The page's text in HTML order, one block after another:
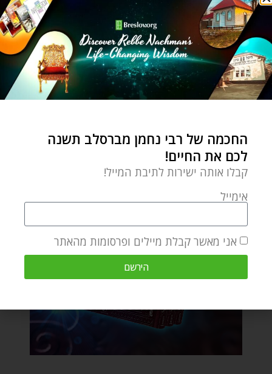
החכמה של רבי נחמן מברסלב תשנה
לכם את החיים!
קבלו אותה ישירות לתיבת המייל!
אימייל
אני מאשר קבלת מיילים ופרסומות מהאתר
הירשם